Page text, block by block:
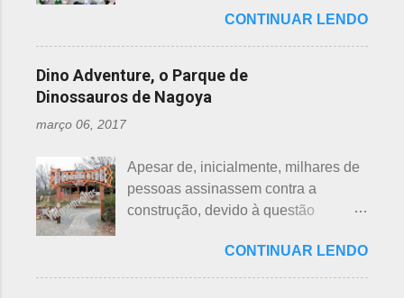
este significado para o climatério
mares, 7 dias da semana, 7 cores, 7
anões, etc... Budistas acreditam em 7
reencarnações. Japoneses
comemoram o sétimo dia após o
semana após a morte e, novamente,
depois de 7 semanas. Não descobri
a razão, mas não é de estranhar
porque há 7 deuses da sorte.
Shichifukujin (七 福神) significa "Sete
origem do futebol. Muitos povos dos
antigos Egito, Grécia e Roma já
tiveram jogos semelhantes há
milhares de anos, além dos sempre
citados chineses e japoneses. Longe
atualmente, o futebol caiu no gosto
deles e é o primeiro no ranking. O
beisebol caiu para o segundo lugar. A
japoneses foi crescendo
gradativamente. Algumas pesquisas
CONTINUAR LENDO
Dino Adventure, o Parque de
Dinossauros de Nagoya
março 06, 2017
Apesar de, inicialmente, milhares de
pessoas assinassem contra a
construção, devido à questão
dinossauros, Dino Adventure
Nagoya, foi inaugurado em julho do
CONTINUAR LENDO